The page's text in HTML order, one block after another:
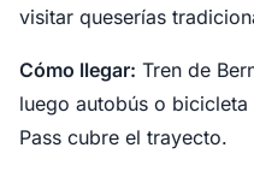
visitar queserías
Cómo llegar: Tren de
luego autobús o
Pass cubre el trayecto.